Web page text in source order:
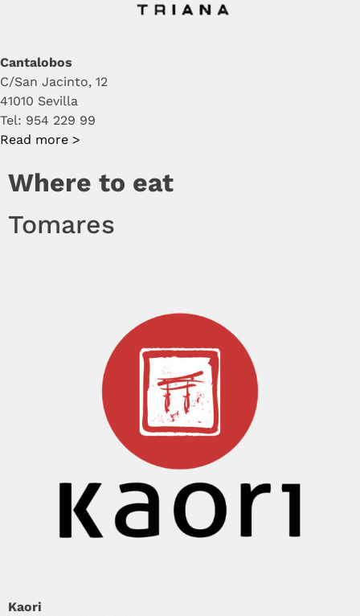
Cantalobos
C/San Jacinto, 12
41010 Sevilla
Tel: 954 229 99
Read more >
Where to eat
Tomares
Kaori